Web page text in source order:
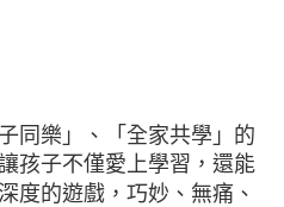
同樂」、「全家共學」的
孩子不僅愛上學習，還能
度的遊戲，巧妙、無痛、